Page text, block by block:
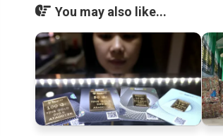
You may also like...